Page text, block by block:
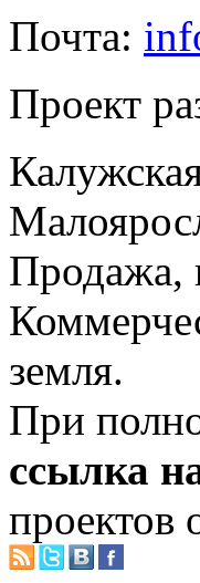
Почта:
Проект
Продажа,
земля.
При
ссылка
проектов